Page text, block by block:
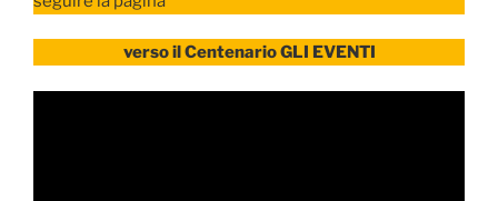
verso il Centenario GLI EVENTI